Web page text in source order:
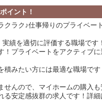
イント！
ラク♪仕事帰りのプライベー
績を適切に評価する職場です！
プライベートをアクティブ
みたい方には最適な職場です
んので、マイホームの購入も
安定感抜群の求人です！詳細